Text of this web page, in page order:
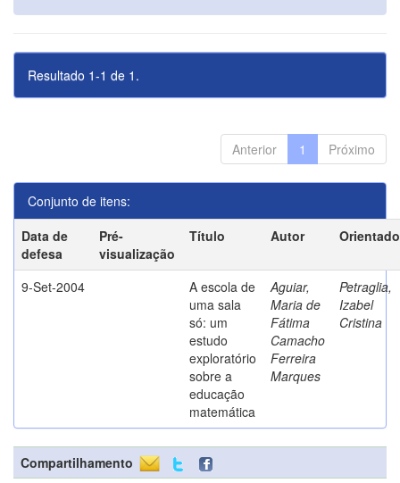
Resultado 1-1 de 1.
Anterior 1 Próximo
Conjunto de itens:
Data de
defesa
Pré-
visualização
Título Autor
9-Set-2004
A escola de
uma sala
só: um
estudo
exploratório
sobre a
educação
matemática
Aguiar,
Maria de
Fátima
Camacho
Ferreira
Marques
Petraglia,
Izabel
Cristina
Compartilhamento